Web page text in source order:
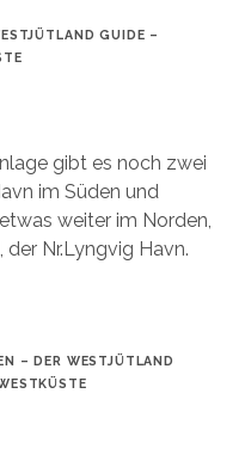
GUIDE –
gibt es noch zwei
im Süden und
weiter im Norden,
Nr.Lyngvig Havn.
– DER WESTJÜTLAND